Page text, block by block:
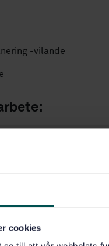
cookies
-vilande